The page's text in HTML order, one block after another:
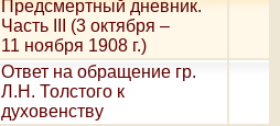
Предсмертный дневник.
Часть III (3 октября –
11 ноября 1908 г.)
Ответ на обращение гр.
Л.Н. Толстого к
духовенству